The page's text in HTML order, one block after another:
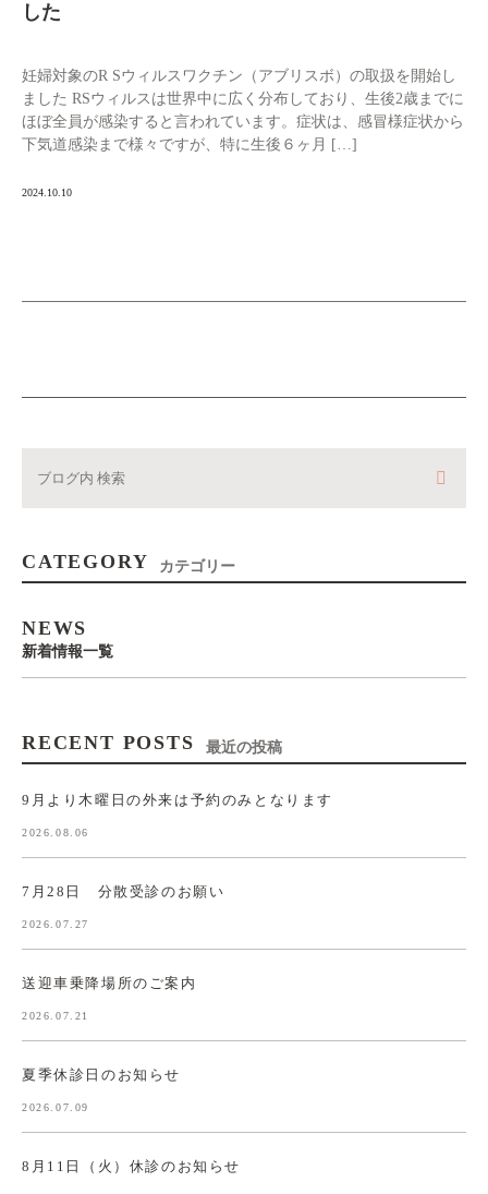
した
妊婦対象のR Sウィルスワクチン（アブリスボ）の取扱を開始し
ました RSウィルスは世界中に広く分布しており、生後2歳までに
ほぼ全員が感染すると言われています。症状は、感冒様症状から
下気道感染まで様々ですが、特に生後６ヶ月 […]
2024.10.10
CATEGORY カテゴリー
NEWS
新着情報一覧
RECENT POSTS 最近の投稿
9月より木曜日の外来は予約のみとなります
2026.08.06
7月28日 分散受診のお願い
2026.07.27
送迎車乗降場所のご案内
2026.07.21
夏季休診日のお知らせ
2026.07.09
8月11日（火）休診のお知らせ